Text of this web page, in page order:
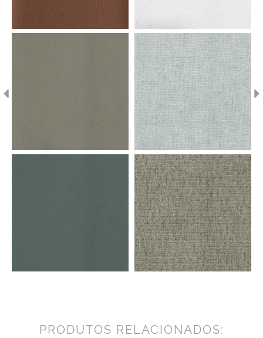
PRODUTOS RELACIONADOS: